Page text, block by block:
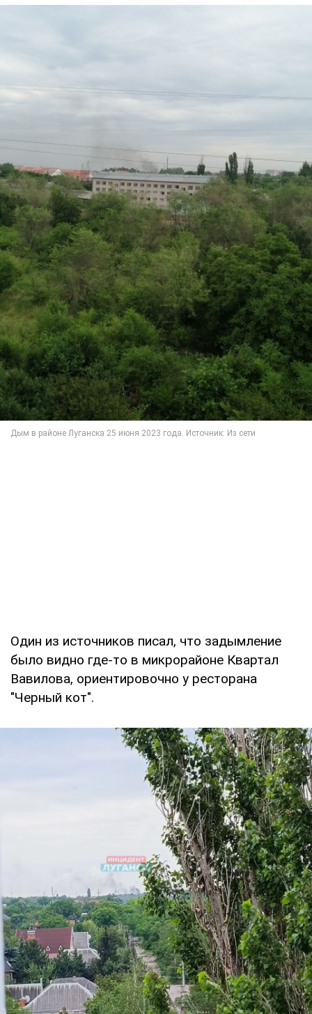
Один из источников писал, что задымление
было видно где-то в микрорайоне Квартал
Вавилова, ориентировочно у ресторана
"Черный кот".